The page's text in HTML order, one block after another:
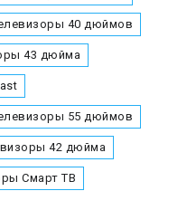
40 дюймов
43 дюйма
55 дюймов
42 дюйма
Смарт ТВ